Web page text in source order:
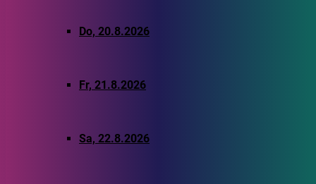
Do, 20.8.2026
Fr, 21.8.2026
Sa, 22.8.2026